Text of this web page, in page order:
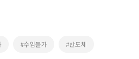
#수입물가 #반도체